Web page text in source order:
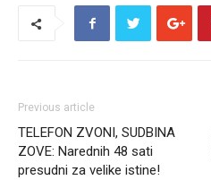
Previous article
TELEFON ZVONI, SUDBINA
ZOVE: Narednih 48 sati
presudni za velike istine!